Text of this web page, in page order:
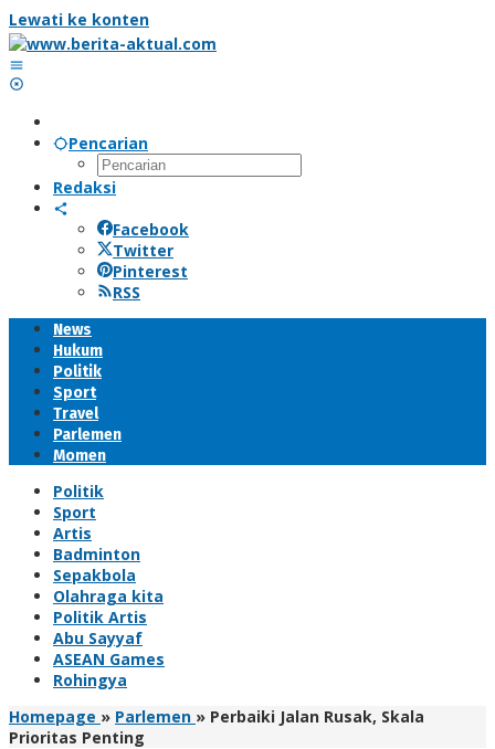
Lewati ke konten
Pencarian
Redaksi
Facebook
Twitter
Pinterest
RSS
News
Hukum
Politik
Sport
Travel
Parlemen
Momen
Politik
Sport
Artis
Badminton
Sepakbola
Olahraga kita
Politik Artis
Abu Sayyaf
ASEAN Games
Rohingya
Homepage » Parlemen » Perbaiki Jalan Rusak, Skala
Prioritas Penting